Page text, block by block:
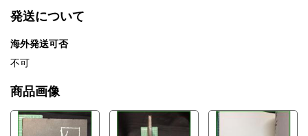
発送について
海外発送可否
不可
商品画像